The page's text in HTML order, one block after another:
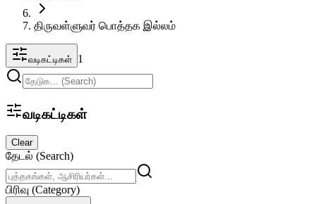
திருவள்ளுவர் பொத்தக இல்லம்
வடிகட்டிகள் 1
வடிகட்டிகள்
Clear
தேடல் (Search)
பிரிவு (Category)